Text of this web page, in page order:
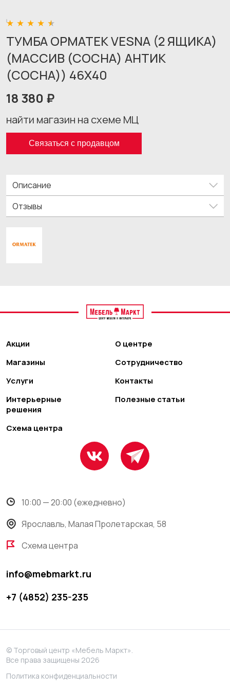
ТУМБА ОРМАТЕК VESNA (2 ЯЩИКА)
(МАССИВ (СОСНА) АНТИК
(СОСНА)) 46X40
18 380 ₽
найти магазин на схеме МЦ
Связаться с продавцом
Описание
Отзывы
Акции
Магазины
Услуги
Интерьерные
решения
Схема центра
О центре
Сотрудничество
Контакты
Полезные статьи
10:00 — 20:00 (ежедневно)
Ярославль, Малая Пролетарская, 58
Схема центра
info@mebmarkt.ru
+7 (4852) 235-235
© Торговый центр «Мебель Маркт».
Все права защищены 2026
Политика конфиденциальности